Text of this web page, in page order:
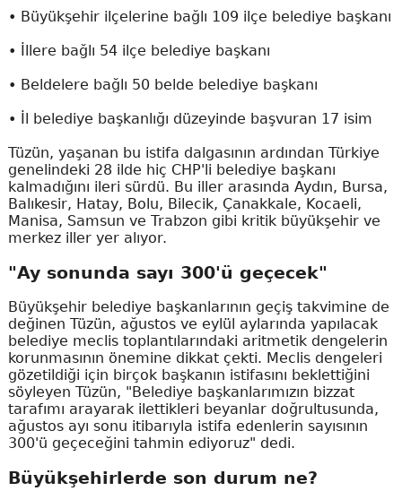
• Büyükşehir ilçelerine bağlı 109 ilçe belediye başkanı
• İllere bağlı 54 ilçe belediye başkanı
• Beldelere bağlı 50 belde belediye başkanı
• İl belediye başkanlığı düzeyinde başvuran 17 isim
Tüzün, yaşanan bu istifa dalgasının ardından Türkiye
genelindeki 28 ilde hiç CHP'li belediye başkanı
kalmadığını ileri sürdü. Bu iller arasında Aydın, Bursa,
Balıkesir, Hatay, Bolu, Bilecik, Çanakkale, Kocaeli,
Manisa, Samsun ve Trabzon gibi kritik büyükşehir ve
merkez iller yer alıyor.
"Ay sonunda sayı 300'ü geçecek"
Büyükşehir belediye başkanlarının geçiş takvimine de
değinen Tüzün, ağustos ve eylül aylarında yapılacak
belediye meclis toplantılarındaki aritmetik dengelerin
korunmasının önemine dikkat çekti. Meclis dengeleri
gözetildiği için birçok başkanın istifasını beklettiğini
söyleyen Tüzün, "Belediye başkanlarımızın bizzat
tarafımı arayarak ilettikleri beyanlar doğrultusunda,
ağustos ayı sonu itibarıyla istifa edenlerin sayısının
300'ü geçeceğini tahmin ediyoruz" dedi.
Büyükşehirlerde son durum ne?